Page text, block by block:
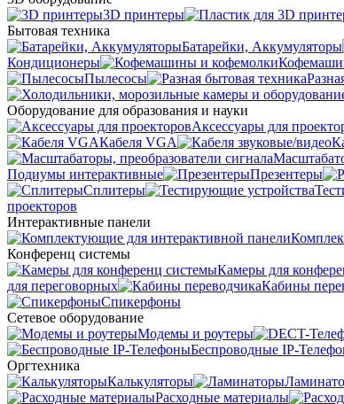
3D принтеры
Бытовая техника
Батарейки, Аккумуляторы
Кондиционеры
Пылесосы
Оборудование для образования и науки
Аксессуары для
Кабеля VGA
Подиумы интерактивные
Презентеры
Сплитеры
проекторов
Интерактивные панели
Конференц системы
Камеры для
для переговорных
Кабины
Спикерфоны
Сетевое оборудование
Модемы и роутеры
Беспроводные IP-
Оргтехника
Калькуляторы
Расходные материалы